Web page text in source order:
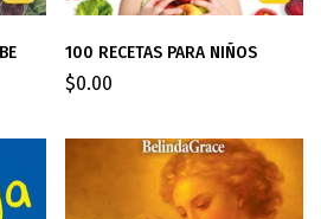
100 RECETAS PARA NIÑOS
$0.00